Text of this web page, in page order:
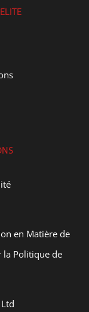
en Matière de
la Politique de